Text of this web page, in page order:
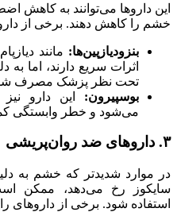
این داروها می‌توانند به کاهش
خشم را کاهش دهند. برخی از
بنزودیازپین‌ها: مانند
اثرات سریع دارند، اما به
تحت نظر پزشک مصرف
بوسپیرون: این دارو
می‌شود و خطر وابستگی
۳. داروهای ضد روان‌پریشی
در موارد شدیدتر که خشم به
سایکوز رخ می‌دهد، ممکن
استفاده شود. برخی از داروهای